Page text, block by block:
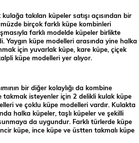
takılan küpeler satışı açısından bir
birçok farklı küpe kombinleri
farklı modelde küpeler birlikte
Yaygın küpe modelleri arasında yine halka
için yuvarlak küpe, kare küpe, çiçek
küpe modelleri yer alıyor.
bir diğer kolaylığı da kombine
takmak isteyenler için 2 delikli kulak küpe
ve çoklu küpe modelleri vardır. Kulakta
halka küpeler, taşlı küpeler ve şekilli
da uygundur. Farklı türlerde küpe
küpe, ince küpe ve üstten takmalı küpe